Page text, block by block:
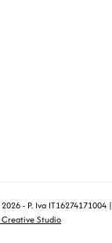
- P. Iva IT16274171004 |
Studio